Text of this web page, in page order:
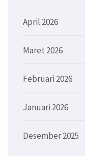
April 2026
Maret 2026
Februari 2026
Januari 2026
Desember 2025